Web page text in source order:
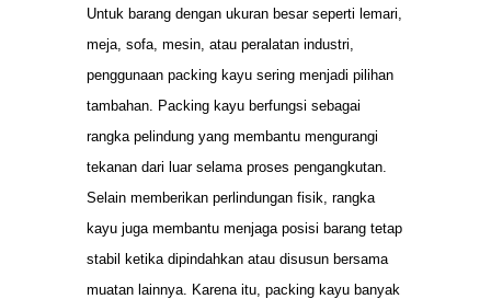
Untuk barang dengan ukuran besar seperti lemari,
meja, sofa, mesin, atau peralatan industri,
penggunaan packing kayu sering menjadi pilihan
tambahan. Packing kayu berfungsi sebagai
rangka pelindung yang membantu mengurangi
tekanan dari luar selama proses pengangkutan.
Selain memberikan perlindungan fisik, rangka
kayu juga membantu menjaga posisi barang tetap
stabil ketika dipindahkan atau disusun bersama
muatan lainnya. Karena itu, packing kayu banyak